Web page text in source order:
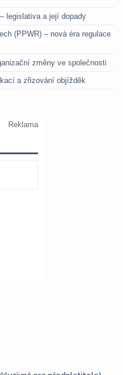
legislativa a její dopady
(PPWR) – nová éra regulace
změny ve společnosti
a zřizování objížděk